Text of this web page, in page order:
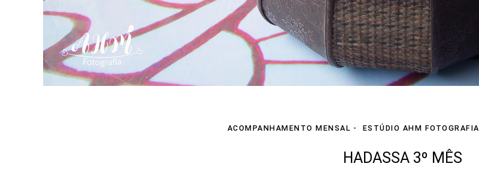
ACOMPANHAMENTO MENSAL ESTÚDIO AHM FOTOGRAFIA
HADASSA 3º MÊS